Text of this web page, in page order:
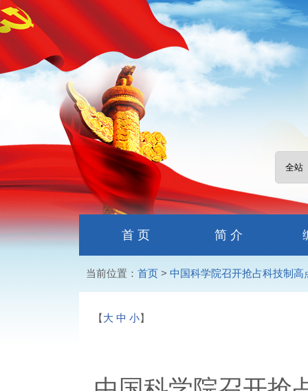
首 页 简 介
当前位置： 首页> 中国科学院召开抢占科技制
【大 中 小】